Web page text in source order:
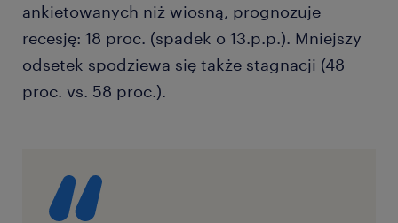
ankietowanych niż wiosną, prognozuje
recesję: 18 proc. (spadek o 13.p.p.). Mniejszy
odsetek spodziewa się także stagnacji (48
proc. vs. 58 proc.).